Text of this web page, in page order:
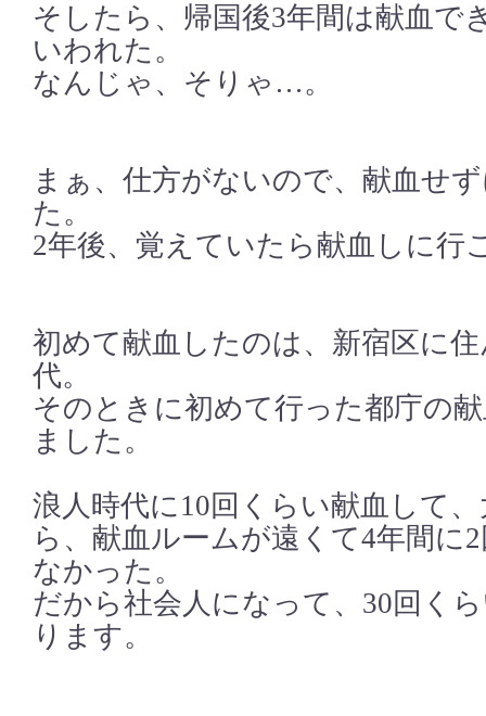
そしたら、帰国後3年間は献血で
いわれた。
なんじゃ、そりゃ…。
まぁ、仕方がないので、献血せ
た。
2年後、覚えていたら献血しに行
初めて献血したのは、新宿区に
代。
そのときに初めて行った都庁の
ました。
浪人時代に10回くらい献血して
ら、献血ルームが遠くて4年間に
なかった。
だから社会人になって、30回く
ります。